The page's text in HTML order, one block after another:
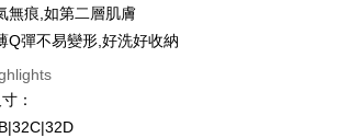
Bank
Bank
(Taiwan) Limited
of Taiwan
Bank
無痕,如第二層肌膚
Q彈不易變形,好洗好收納
：